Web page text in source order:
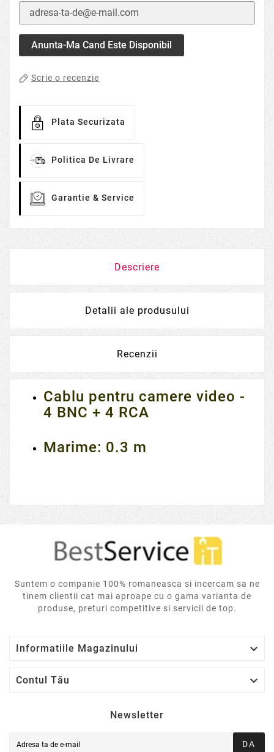
Anunta-Ma Cand Este Disponibil
Scrie o recenzie
Plata Securizata
Politica De Livrare
Garantie & Service
Descriere
Detalii ale produsului
Recenzii
Cablu pentru camere video -
4 BNC + 4 RCA
Marime: 0.3 m
Suntem o companie 100% romaneasca si incercam sa ne
tinem clientii cat mai aproape cu o gama varianta de
produse, preturi competitive si servicii de top.
Informatiile Magazinului 
Contul Tău 
Newsletter
DA